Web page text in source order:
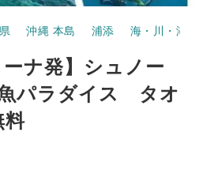
沖縄 本島 浦添 海・川・湖
ーナ発】シュノー
パラダイス タオ
料